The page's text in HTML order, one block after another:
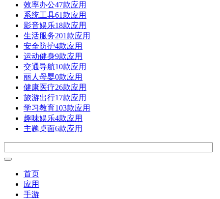
效率办公47款应用
系统工具61款应用
影音娱乐18款应用
生活服务201款应用
安全防护4款应用
运动健身9款应用
交通导航10款应用
丽人母婴0款应用
健康医疗26款应用
旅游出行17款应用
学习教育103款应用
趣味娱乐4款应用
主题桌面6款应用
首页
应用
手游